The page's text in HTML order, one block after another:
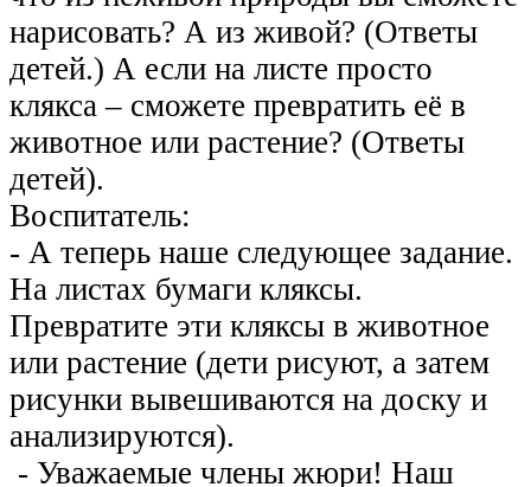
нарисовать? А из живой? (Ответы
детей.) А если на листе просто
клякса – сможете превратить её в
животное или растение? (Ответы
детей).
Воспитатель:
- А теперь наше следующее задание.
На листах бумаги кляксы.
Превратите эти кляксы в животное
или растение (дети рисуют, а затем
рисунки вывешиваются на доску и
анализируются).
- Уважаемые члены жюри! Наш